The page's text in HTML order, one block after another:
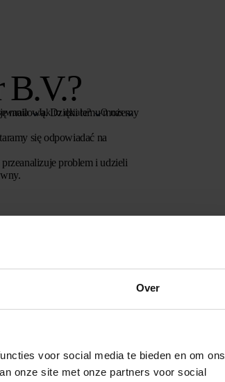
Over
voor social media te bieden en om ons
onze site met onze partners voor social
Jak to działa? O nas
B.V.?
mailową. Dzięki temu możemy
się odpowiadać na
problem i udzieli